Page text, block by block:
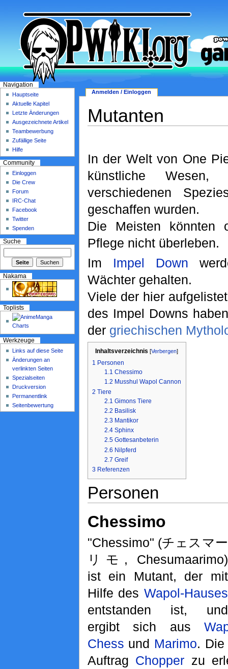
Mutanten
In der Welt von One
künstliche
verschiedenen
geschaffen wurden.
Die Meisten könnten
Pflege nicht überleben.
Im Impel Down
Wächter gehalten.
Viele der hier
des Impel Downs
der griechischen
Inhaltsverzeichnis [Verbergen]
1 Personen
1.1 Chessimo
1.2 Musshul Wapol Cannon
2 Tiere
2.1 Gimons Tiere
2.2 Basilisk
2.3 Mantikor
2.4 Sphinx
2.5 Gottesanbeterin
2.6 Nilpferd
2.7 Greif
3 Referenzen
Personen
Chessimo
"Chessimo" (チェスマー
リモ, Chesumaarimo)
ist ein Mutant, der mit
Hilfe des Wapol-Hauses
entstanden ist, und
ergibt sich aus
Chess und Marimo. Die
Auftrag Chopper zu
Anmelden / Einloggen
Navigation
Hauptseite
Aktuelle Kapitel
Letzte Änderungen
Ausgezeichnete Artikel
Teambewerbung
Zufällige Seite
Hilfe
Community
Einloggen
Die Crew
Forum
IRC-Chat
Facebook
Twitter
Spenden
Suche
Nakama
Toplists
Werkzeuge
Links auf diese Seite
Änderungen an
verlinkten Seiten
Spezialseiten
Druckversion
Permanentlink
Seitenbewertung